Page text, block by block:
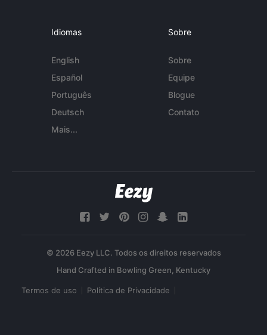
Idiomas
English
Español
Português
Deutsch
Mais...
Sobre
Sobre
Equipe
Blogue
Contato
© 2026 Eezy LLC. Todos os direitos reservados
Termos de uso Política de Privacidade